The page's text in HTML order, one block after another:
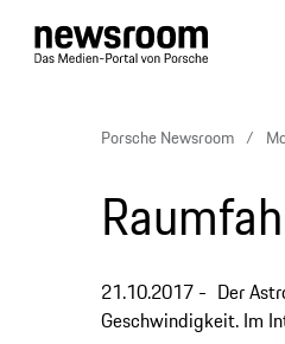
Porsche Newsroom
21.10.2017
Der
Geschwindigkeit. Im